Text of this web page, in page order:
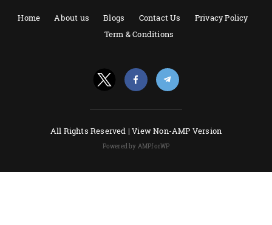
Home About us Blogs Contact Us
Privacy Policy
Term & Conditions
All Rights Reserved |View Non-AMP Version
Powered by AMPforWP